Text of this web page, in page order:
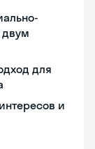
двум
для
и